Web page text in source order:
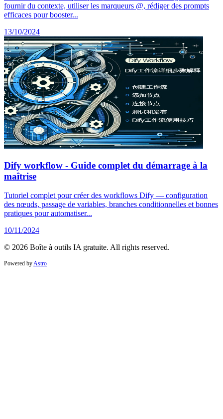
fournir du contexte, utiliser les marqueurs @, rédiger des prompts
efficaces pour booster...
13/10/2024
Dify workflow - Guide complet du démarrage à la
maîtrise
Tutoriel complet pour créer des workflows Dify — configuration
des nœuds, passage de variables, branches conditionnelles et bonnes
pratiques pour automatiser...
10/11/2024
© 2026 Boîte à outils IA gratuite. All rights reserved.
Powered byAstro